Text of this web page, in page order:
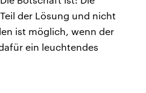
der Lösung und nicht
ist möglich, wenn der
ein leuchtendes